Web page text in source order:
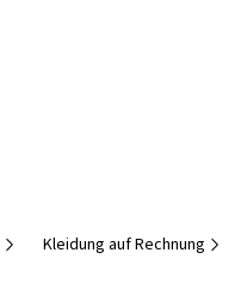
Kleidung auf Rechnung